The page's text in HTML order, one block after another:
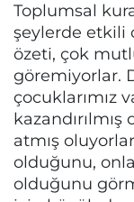
Toplumsal
şeylerde etkili
özeti, çok
göremiyorlar.
çocuklarımız
atmış
olduğunu,
olduğunu